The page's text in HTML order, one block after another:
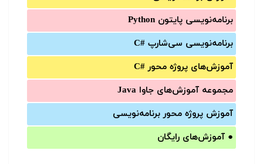
برنامه‌نویسی پایتون Python
برنامه‌‌نویسی سی‌شارپ C#‎
آموزش‌های پروژه محور #C
مجموعه آموزش‌های جاوا Java
آموزش‌ پروژه محور برنامه‌نویسی
● آموزش‌های رایگان